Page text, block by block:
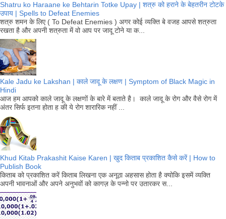
Shatru ko Haraane ke Behtarin Totke Upay | शत्रु को हराने के बेहतरीन टोटके
उपाय | Spells to Defeat Enemies
शत्रु शमन के लिए ( To Defeat Enemies ) अगर कोई व्यक्ति बे वजह आपसे शत्रुता
रखता है और अपनी शत्रुता में वो आप पर जादू टोने या क...
Kale Jadu ke Lakshan | काले जादू के लक्षण | Symptom of Black Magic in
Hindi
आज हम आपको काले जादू के लक्षणों के बारे में बताते है। काले जादू के रोग और वैसे रोग में
अंतर सिर्फ इतना होता ह की ये रोग शारारिक नहीं ...
Khud Kitab Prakashit Kaise Karen | खुद किताब प्रकाशित कैसे करें | How to
Publish Book
किताब को प्रकाशित करें किताब लिखना एक अनूठा अहसास होता है क्योकि इसमें व्यक्ति
अपनी भावनाओं और अपने अनुभवों को कागज़ के पन्नो पर उतारकर स...